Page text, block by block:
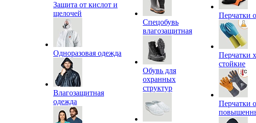
Защита от кислот и
щелочей
Одноразовая одежда
Влагозащитная
одежда
Спецобувь
влагозащитная
Обувь для
охранных
структур
Перчатки
Перчатки
стойкие
Перчатки